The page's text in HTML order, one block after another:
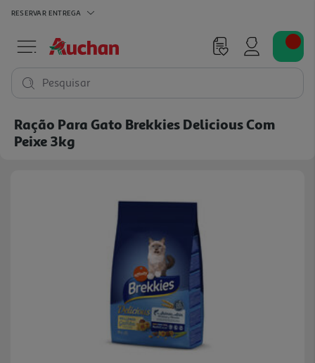
RESERVAR ENTREGA
Pesquisar
Ração Para Gato Brekkies Delicious Com
Peixe 3kg